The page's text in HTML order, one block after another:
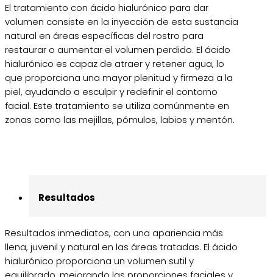
El tratamiento con ácido hialurónico para dar
volumen consiste en la inyección de esta sustancia
natural en áreas específicas del rostro para
restaurar o aumentar el volumen perdido. El ácido
hialurónico es capaz de atraer y retener agua, lo
que proporciona una mayor plenitud y firmeza a la
piel, ayudando a esculpir y redefinir el contorno
facial. Este tratamiento se utiliza comúnmente en
zonas como las mejillas, pómulos, labios y mentón.
Resultados
Resultados inmediatos, con una apariencia más
llena, juvenil y natural en las áreas tratadas. El ácido
hialurónico proporciona un volumen sutil y